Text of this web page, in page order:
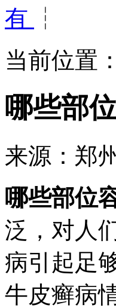
有
┆
当前位置：
哪些部
来源：郑
哪些部位
泛，对人
病引起足
牛皮癣病